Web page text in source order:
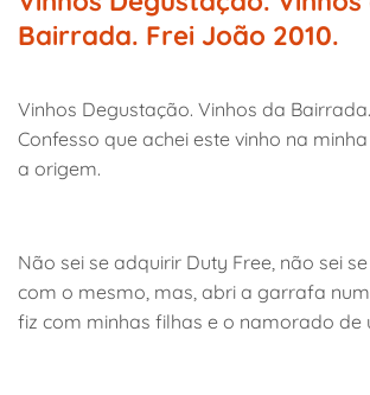
Bairrada. Frei João 2010.
Vinhos Degustação. Vinhos da
Confesso que achei este vinho na
a origem.
Não sei se adquirir Duty Free, não sei
com o mesmo, mas, abri a garrafa
fiz com minhas filhas e o namorado de